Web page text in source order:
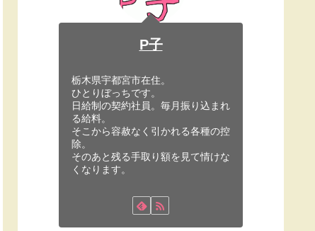
P子
栃木県宇都宮市在住。
ひとりぼっちです。
日給制の契約社員。毎月振り込まれ
る給料。
そこから容赦なく引かれる各種の控
除。
そのあと残る手取り額を見て情けな
くなります。